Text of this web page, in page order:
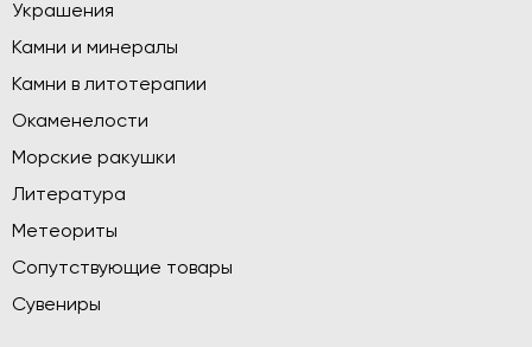
Украшения
Камни и минералы
Камни в литотерапии
Окаменелости
Морские ракушки
Литература
Метеориты
Сопутствующие товары
Сувениры